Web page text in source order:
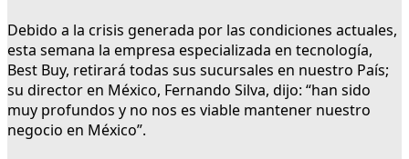
Debido a la crisis generada por las condiciones actuales,
esta semana la empresa especializada en tecnología,
Best Buy, retirará todas sus sucursales en nuestro País;
su director en México, Fernando Silva, dijo: “han sido
muy profundos y no nos es viable mantener nuestro
negocio en México”.